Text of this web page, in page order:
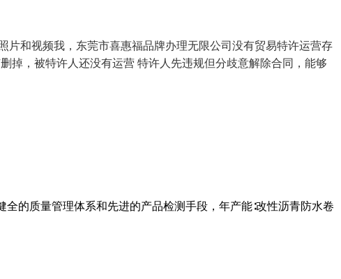
和视频我，东莞市喜惠福品牌办理无限公司没有贸易特许运营存
掉，被特许人还没有运营 特许人先违规但分歧意解除合同，能够
的质量管理体系和先进的产品检测手段，年产能∶改性沥青防水卷